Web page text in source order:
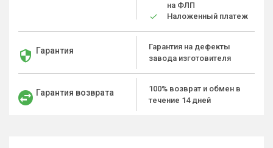
на ФЛП
Наложенный платеж
Гарантия
Гарантия на дефекты
завода изготовителя
Гарантия возврата
100% возврат и обмен в
течение 14 дней